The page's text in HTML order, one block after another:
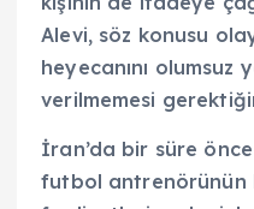
Alevi, söz konusu
heyecanını olumsuz
verilmemesi
İran’da bir süre
futbol antrenörünün